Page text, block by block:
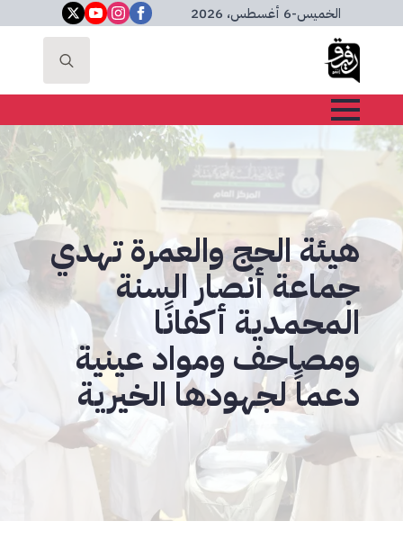
الخميس-6 أغسطس، 2026
Search
هيئة الحج والعمرة تهدي
جماعة أنصار السنة
المحمدية أكفانًا
ومصاحف ومواد عينية
دعماً لجهودها الخيرية